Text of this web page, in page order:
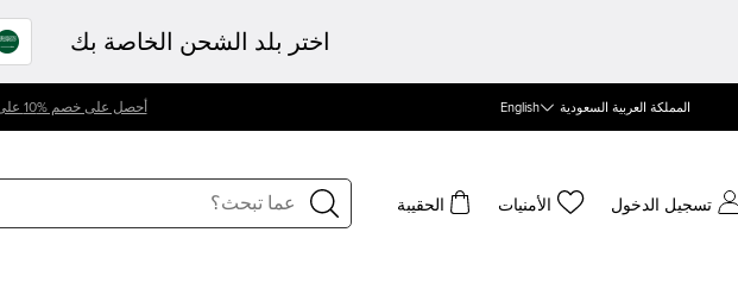
اختر بلد الشحن الخاصة بك
المملكة العربية السعودية English أحصل على خصم %10 على أول طلب لك. إستعمل الرمز - WELCOME10
تسجيل الدخول الأمنيات الحقيبة